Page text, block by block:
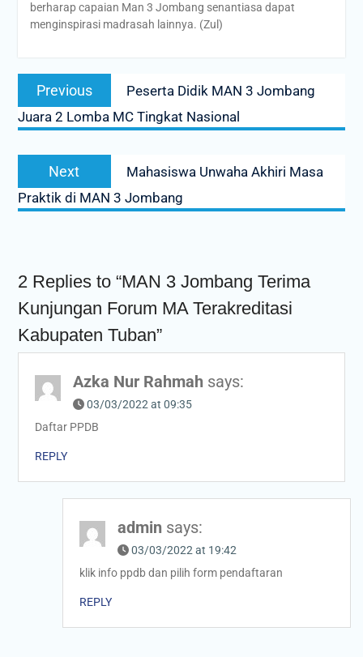
berharap capaian Man 3 Jombang senantiasa dapat
menginspirasi madrasah lainnya. (Zul)
Post
navigation
Previous
post:
Peserta Didik MAN 3 Jombang
Juara 2 Lomba MC Tingkat Nasional
Next
Next
post:
Mahasiswa Unwaha Akhiri Masa
Praktik di MAN 3 Jombang
2 Replies to “MAN 3 Jombang Terima
Kunjungan Forum MA Terakreditasi
Kabupaten Tuban”
Azka Nur Rahmah says:
03/03/2022 at 09:35
Daftar PPDB
REPLY
admin says:
03/03/2022 at 19:42
klik info ppdb dan pilih form pendaftaran
REPLY